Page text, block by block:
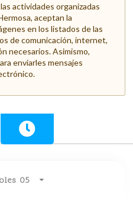
actividades organizadas
aceptan la
en los listados de las
de comunicación, internet,
necesarios. Asimismo,
enviarles mensajes
05